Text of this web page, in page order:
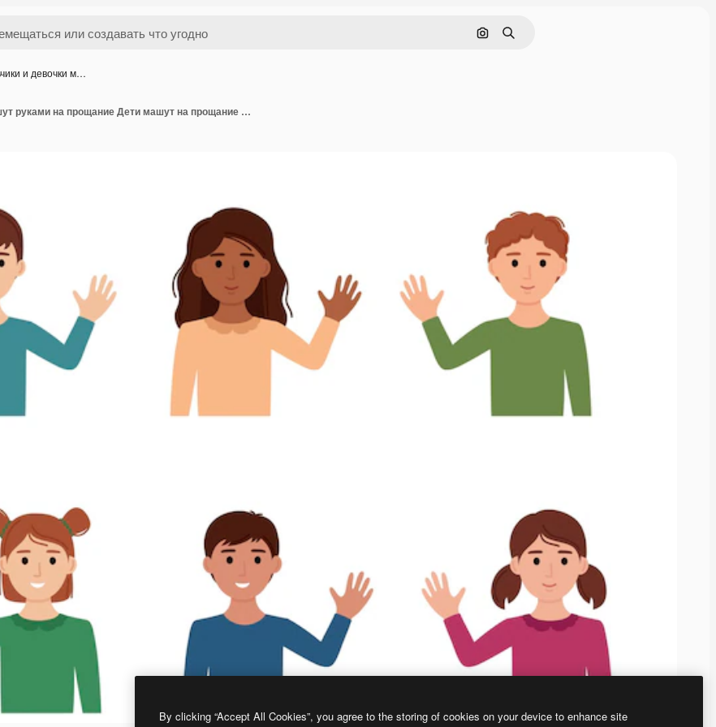
Поиск по изображению
Поиск
и девочки м…
Мальчики и девочки машут руками на прощание Дети машут на прощание Векторная иллюстрация
By clicking “Accept All Cookies”, you agree to the storing of cookies on your device to enhance site